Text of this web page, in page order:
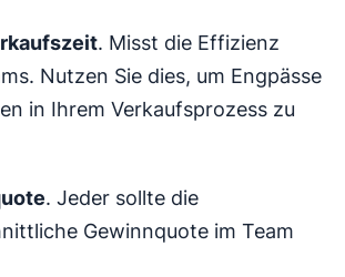
. Misst die Effizienz
Nutzen Sie dies, um Engpässe
in Ihrem Verkaufsprozess zu
. Jeder sollte die
Gewinnquote im Team